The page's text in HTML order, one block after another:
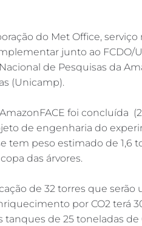
do Met Office,
junto ao FCDO/
de Pesquisas da
(Unicamp).
foi concluída
de engenharia do
tem peso estimado de 1,6
das árvores.
de 32 torres que serão
por CO2 terá
de 25 toneladas de